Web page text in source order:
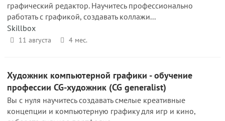
графический редактор. Научитесь профессионально
работать с графикой, создавать коллажи...
Skillbox
11 августа 4 мес.
Художник компьютерной графики - обучение
профессии CG-художник (CG generalist)
Вы с нуля научитесь создавать смелые креативные
концепции и компьютерную графику для игр и кино,